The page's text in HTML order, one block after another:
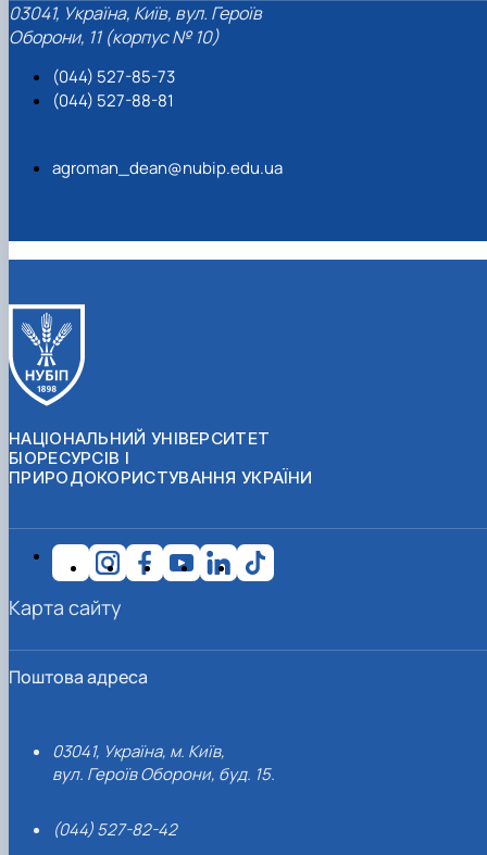
03041, Україна, Київ, вул. Героїв
Оборони, 11 (корпус № 10)
(044) 527-85-73
(044) 527-88-81
agroman_dean@nubip.edu.ua
НАЦІОНАЛЬНИЙ УНІВЕРСИТЕТ
БІОРЕСУРСІВ І
ПРИРОДОКОРИСТУВАННЯ УКРАЇНИ
Поштова адреса
03041, Україна, м. Київ,
вул. Героїв Оборони, буд. 15.
(044) 527-82-42
Карта сайту